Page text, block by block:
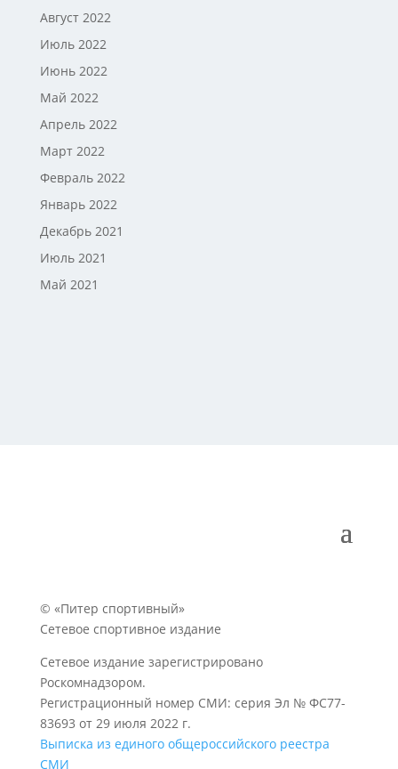
Август 2022
Июль 2022
Июнь 2022
Май 2022
Апрель 2022
Март 2022
Февраль 2022
Январь 2022
Декабрь 2021
Июль 2021
Май 2021
© «Питер спортивный»
Сетевое спортивное издание
Сетевое издание зарегистрировано
Роскомнадзором.
Регистрационный номер СМИ: серия Эл № ФС77-
83693 от 29 июля 2022 г.
Выписка из единого общероссийского реестра
СМИ